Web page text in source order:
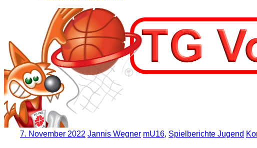
7. November 2022 Jannis Wegner mU16, Spielberichte Jugend